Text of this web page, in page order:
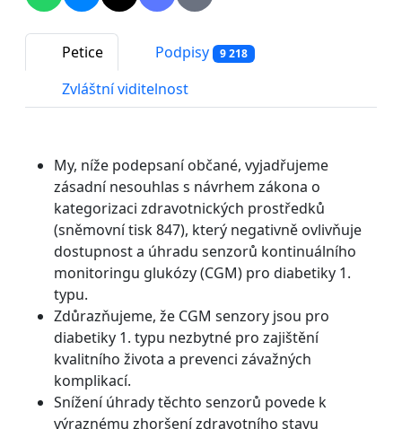
Petice Podpisy 9 218
Zvláštní viditelnost
My, níže podepsaní občané, vyjadřujeme
zásadní nesouhlas s návrhem zákona o
kategorizaci zdravotnických prostředků
(sněmovní tisk 847), který negativně ovlivňuje
dostupnost a úhradu senzorů kontinuálního
monitoringu glukózy (CGM) pro diabetiky 1.
typu.
Zdůrazňujeme, že CGM senzory jsou pro
diabetiky 1. typu nezbytné pro zajištění
kvalitního života a prevenci závažných
komplikací.
Snížení úhrady těchto senzorů povede k
výraznému zhoršení zdravotního stavu